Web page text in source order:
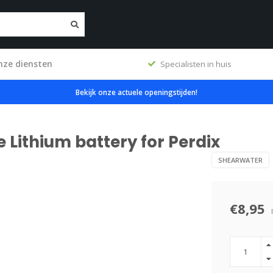
diensten Specialisten in huis
Bekijk onze actuele openingstijden!
Lithium battery for Perdix
SHEARWATER
€8,95